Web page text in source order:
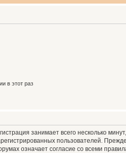
в этот раз
занимает всего несколько
пользователей.
означает согласие со всеми